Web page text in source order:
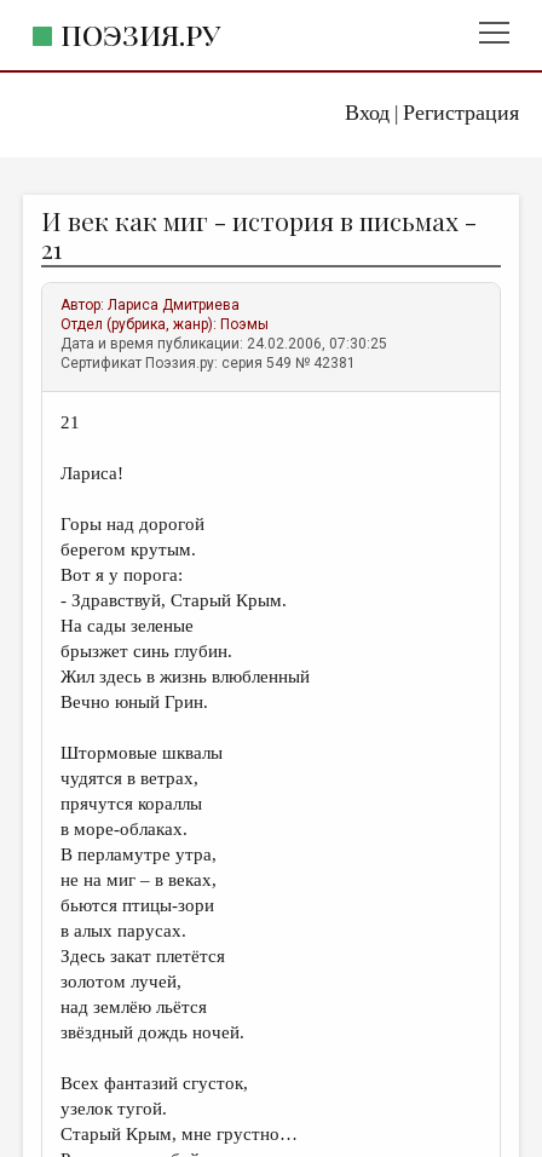
Вход| Регистрация
ПОЭЗИЯ.РУ
ЖАНРЫ
АВТОРЫ
КОММЕНТАРИИ
ЛИТСАЛОН
ИЗБРАННОЕ
ДАЙДЖЕСТ
ПРОИЗВЕДЕНИЯ
ПЕРЕВОДЫ
КОНКУРСЫ
ДЕТСКАЯ КОМНАТА
КНИЖНАЯ ПОЛКА
ОБЗОР ЛИТЕРАТУРЫ
СТРАНИЦЫ ПАМЯТИ
ОБЪЯВЛЕНИЯ
КОЛОНКА РЕДАКТОРА
РЕДКОЛЛЕГИЯ
ОТ РЕДАКЦИИ
МАЛАЯ ПРОЗА
ЭССЕИСТИКА
И век как миг - история в письмах -
21
Автор:Лариса Дмитриева
Отдел (рубрика, жанр): Поэмы
Дата и время публикации: 24.02.2006, 07:30:25
Сертификат Поэзия.ру: серия 549 № 42381
21
Лариса!
Горы над дорогой
берегом крутым.
Вот я у порога:
- Здравствуй, Старый Крым.
На сады зеленые
брызжет синь глубин.
Жил здесь в жизнь влюбленный
Вечно юный Грин.
Штормовые шквалы
чудятся в ветрах,
прячутся кораллы
в море-облаках.
В перламутре утра,
не на миг – в веках,
бьются птицы-зори
в алых парусах.
Здесь закат плетётся
золотом лучей,
над землёю льётся
звёздный дождь ночей.
Всех фантазий сгусток,
узелок тугой.
Старый Крым, мне грустно…